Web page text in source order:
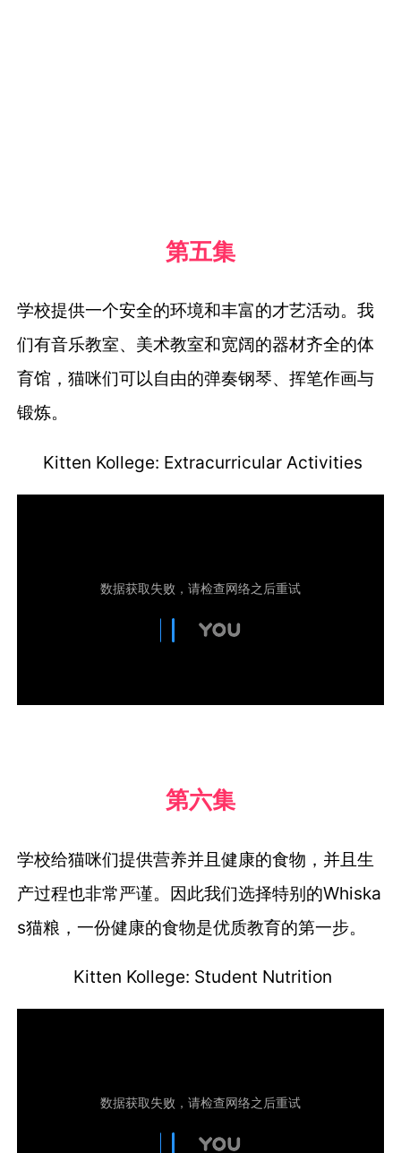
第五集
学校提供一个安全的环境和丰富的才艺活动。我
们有音乐教室、美术教室和宽阔的器材齐全的体
育馆，猫咪们可以自由的弹奏钢琴、挥笔作画与
锻炼。
Kitten Kollege: Extracurricular Activities
第六集
学校给猫咪们提供营养并且健康的食物， 并且生
产过程也非常严谨。 因此我们选择特别的Whiska
s猫粮，一份健康的食物是优质教育的第一步。
Kitten Kollege: Student Nutrition